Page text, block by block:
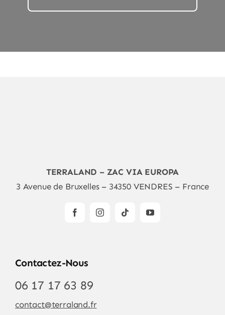
TERRALAND – ZAC VIA EUROPA
3 Avenue de Bruxelles – 34350 VENDRES – France
Contactez-Nous
06 17 17 63 89
contact@terraland.fr